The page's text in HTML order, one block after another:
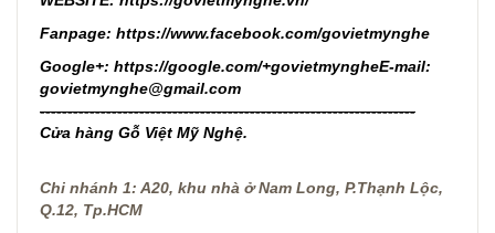
Fanpage: https://www.facebook.com/govietmynghe
Google+: https://google.com/+govietmyngheE-mail:
govietmynghe@gmail.com
--------------------------------------------------------------------
Cửa hàng Gỗ Việt Mỹ Nghệ.
Chi nhánh 1: A20, khu nhà ở Nam Long, P.Thạnh Lộc,
Q.12, Tp.HCM